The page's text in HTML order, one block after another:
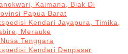
Kaimana, Biak Di
Papua Barat
Kendari Jayapura, Timika,
Merauke
Tenggara
Kendari Denpasar